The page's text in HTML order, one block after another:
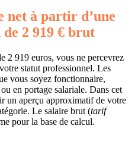
net à partir d’une
2 919 € brut
2 919 euros, vous ne percevrez
statut professionnel. Les
vous soyez fonctionnaire,
en portage salariale. Dans cet
un aperçu approximatif de votre
Le salaire brut (tarif
pour la base de calcul.